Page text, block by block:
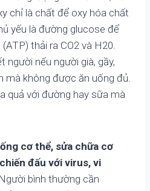
chỉ là chất để oxy hóa chất
yếu là đường glucose để
thải ra CO2 và H20.
người nếu người già, gầy,
mà không được ăn uống đủ.
quả với đường hay sữa mà
cơ thể, sửa chữa cơ
đấu với virus, vi
Người bình thường cần